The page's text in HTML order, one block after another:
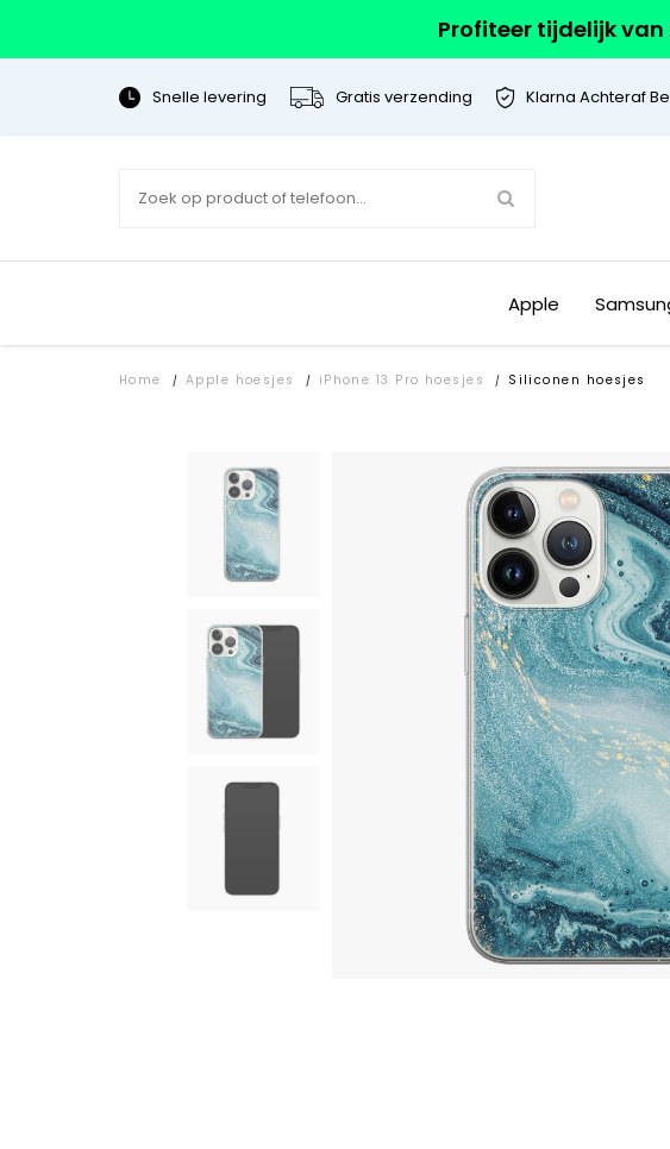
Profiteer tijdelijk van
Snelle levering Gratis verzending Klarna Achteraf
Apple
Home / Apple hoesjes / iPhone 13 Pro hoesjes / Siliconen hoesjes